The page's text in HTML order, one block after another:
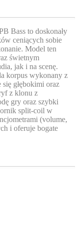
Bass to doskonały
ceniących sobie
Model ten
świetnym
jak i na scenę.
korpus wykonany z
głębokimi oraz
z klonu z
gry oraz szybki
split-coil w
(volume,
i oferuje bogate